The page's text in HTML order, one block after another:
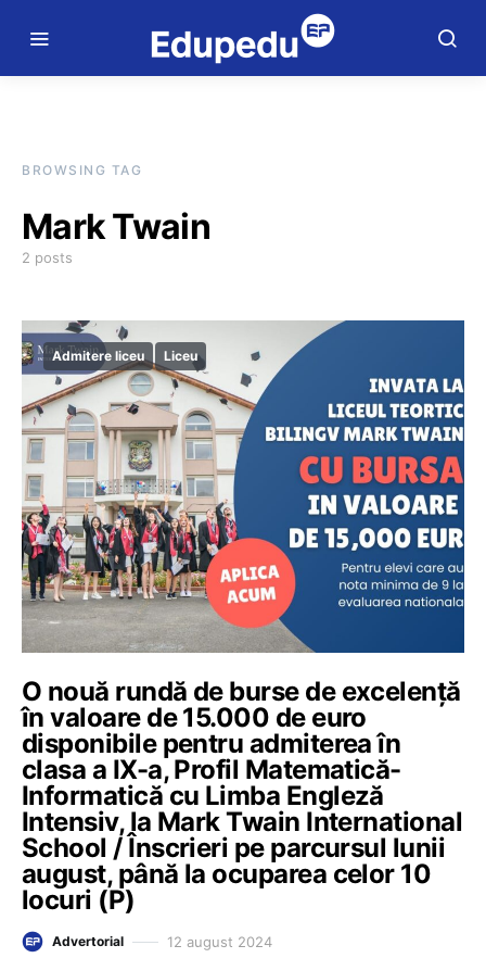
BROWSING TAG
Mark Twain
2 posts
Admitere liceu Liceu
O nouă rundă de burse de excelență
în valoare de 15.000 de euro
disponibile pentru admiterea în
clasa a IX-a, Profil Matematică-
Informatică cu Limba Engleză
Intensiv, la Mark Twain International
School / Înscrieri pe parcursul lunii
august, până la ocuparea celor 10
locuri (P)
Advertorial 12 august 2024